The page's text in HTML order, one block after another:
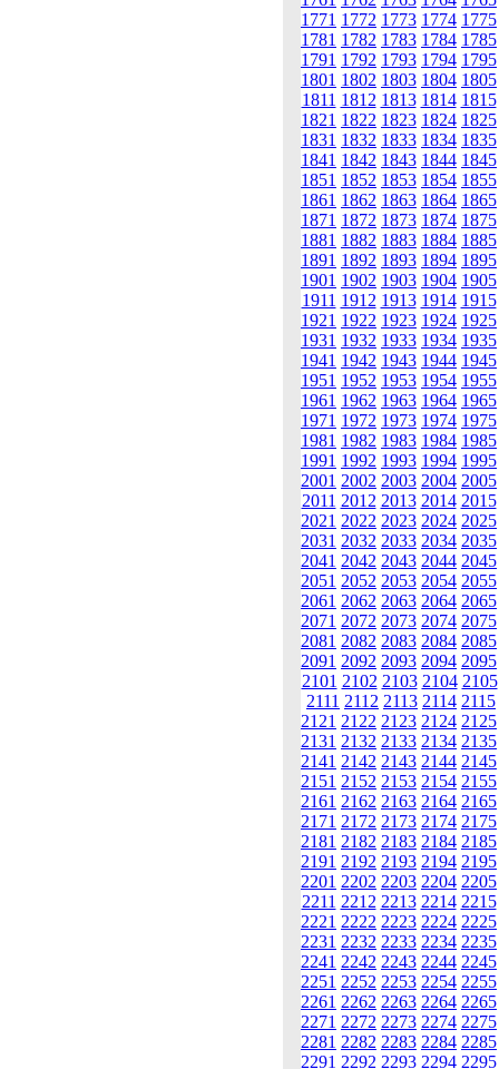
1771 1772 1773 1774 1775
1781 1782 1783 1784 1785
1791 1792 1793 1794 1795
1801 1802 1803 1804 1805
1811 1812 1813 1814 1815
1821 1822 1823 1824 1825
1831 1832 1833 1834 1835
1841 1842 1843 1844 1845
1851 1852 1853 1854 1855
1861 1862 1863 1864 1865
1871 1872 1873 1874 1875
1881 1882 1883 1884 1885
1891 1892 1893 1894 1895
1901 1902 1903 1904 1905
1911 1912 1913 1914 1915
1921 1922 1923 1924 1925
1931 1932 1933 1934 1935
1941 1942 1943 1944 1945
1951 1952 1953 1954 1955
1961 1962 1963 1964 1965
1971 1972 1973 1974 1975
1981 1982 1983 1984 1985
1991 1992 1993 1994 1995
2001 2002 2003 2004 2005
2011 2012 2013 2014 2015
2021 2022 2023 2024 2025
2031 2032 2033 2034 2035
2041 2042 2043 2044 2045
2051 2052 2053 2054 2055
2061 2062 2063 2064 2065
2071 2072 2073 2074 2075
2081 2082 2083 2084 2085
2091 2092 2093 2094 2095
2101 2102 2103 2104 2105
2111 2112 2113 2114 2115
2121 2122 2123 2124 2125
2131 2132 2133 2134 2135
2141 2142 2143 2144 2145
2151 2152 2153 2154 2155
2161 2162 2163 2164 2165
2171 2172 2173 2174 2175
2181 2182 2183 2184 2185
2191 2192 2193 2194 2195
2201 2202 2203 2204 2205
2211 2212 2213 2214 2215
2221 2222 2223 2224 2225
2231 2232 2233 2234 2235
2241 2242 2243 2244 2245
2251 2252 2253 2254 2255
2261 2262 2263 2264 2265
2271 2272 2273 2274 2275
2281 2282 2283 2284 2285
2291 2292 2293 2294 2295